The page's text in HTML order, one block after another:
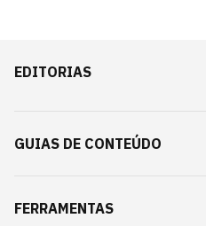
EDITORIAS
GUIAS DE CONTEÚDO
FERRAMENTAS